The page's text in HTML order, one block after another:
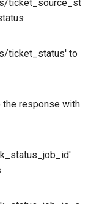
ticket_source_st
ticket_status' to
response with